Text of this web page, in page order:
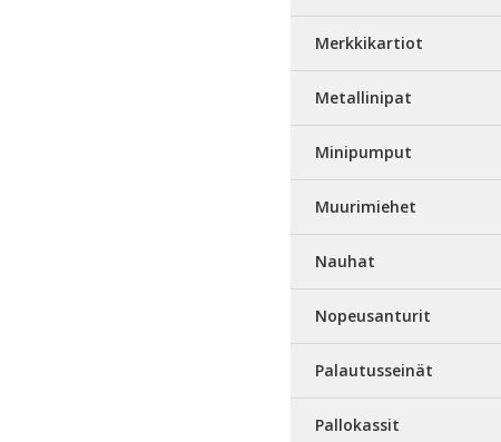
Merkkikartiot
Metallinipat
Minipumput
Muurimiehet
Nauhat
Nopeusanturit
Palautusseinät
Pallokassit